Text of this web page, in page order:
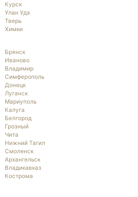
Курск
Улан Удэ
Тверь
Химки
Брянск
Иваново
Владимир
Симферополь
Донецк
Луганск
Мариуполь
Калуга
Белгород
Грозный
Чита
Нижний Тагил
Смоленск
Архангельск
Владикавказ
Кострома